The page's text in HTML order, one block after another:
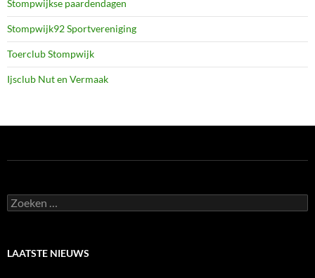
Stompwijkse paardendagen
Stompwijk92 Sportvereniging
Toerclub Stompwijk
Ijsclub Nut en Vermaak
Zoeken
naar:
LAATSTE NIEUWS